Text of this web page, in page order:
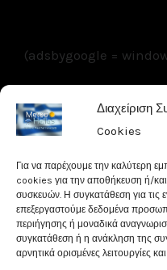
Διαχείριση
Cookies
Για να παρέχουμε την καλύτερη
cookies για την αποθήκευση ή/
συσκευών. Η συγκατάθεση για τις
επεξεργαστούμε δεδομένα
περιήγησης ή μοναδικά
συγκατάθεση ή η ανάκληση της
αρνητικά ορισμένες λειτουργίες
(adsbygoogle =
Copyright © 2026